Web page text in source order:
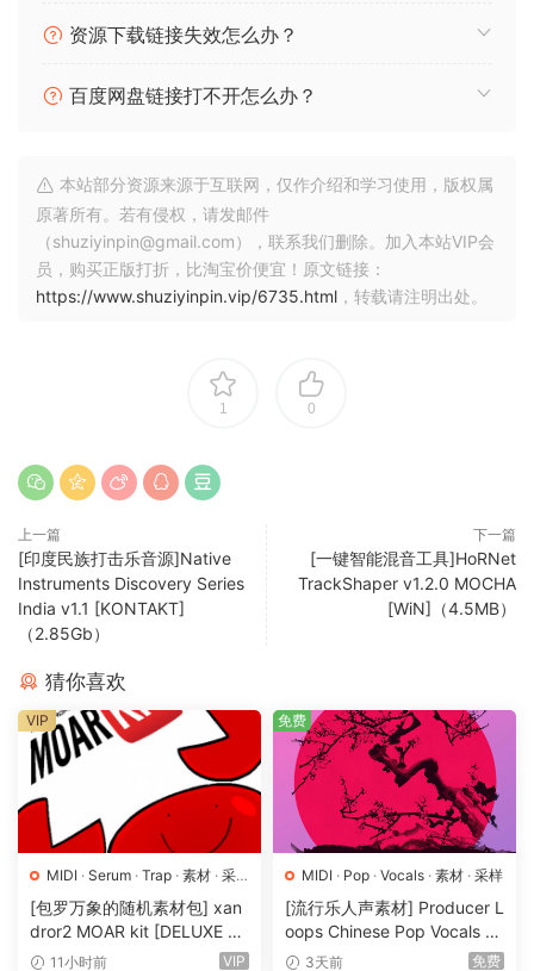
记忆深刻的 MIDI 组合，用于构建自己的旋律循环
这套采样集专门收录了记忆深刻的 MIDI 组合，非常适合用于创
建自己的旋律循环，就像 ABYSS 中的那些。
旋律单拍完美搭配。
你可以轻松地将这些文件拖入任何项目中，迅速启动全新的创
意旋律概念。
适用于任何风格和流派的多变踩镲弹跳模式
这些循环简化了创建下一个踩镲模式的过程，并激发新的想
法，尤其是当结合多变的 MIDI 文件时。
们能与你使用 ABYSS 制作的任何内容无缝衔接。
GROTTO 呈现了一系列多样化的纹理打击乐循环，非常适合为
你的鼓点和旋律增添深度。
这些多用途的循环可以无缝融入你想要使用 ABYSS 声音创作的
任何想法。
ABYSS 中的其他声音。
用于构建自己旋律的丰富多彩的旋律单拍
CAVERN 为你提供了一座丰富的、丰富多彩的旋律单拍库，专
为让你构建自己的难忘旋律而设计。
我们在这些声音的设计过程中使用了大量的复古模拟设备，因
此每个声音都承载着那份特殊的温暖。
将这些声音与 ABYSS 中的 MIDI 集合搭配使用，轻松启动一些
新鲜且富有创意的旋律构想。
资源下载链接失效怎么办？
百度网盘链接打不开怎么办？
本站部分资源来源于互联网，仅作介绍和学习使用，版权属
原著所有。若有侵权，请发邮件
（shuziyinpin@gmail.com），联系我们删除。加入本站VIP会
员，购买正版打折，比淘宝价便宜！原文链接：
https://www.shuziyinpin.vip/6735.html ，转载请注明出处。
1 0
上一篇
[印度民族打击乐音源]Native
Instruments Discovery Series
India v1.1 [KONTAKT]
（2.85Gb）
下一篇
[一键智能混音工具]HoRNet
TrackShaper v1.2.0 MOCHA
[WiN]（4.5MB）
猜你喜欢
MIDI · Serum · Trap · 素材 · 采
样·预置
[包罗万象的随机素材包] xan
dror2 MOAR kit [DELUXE VE
RSION] [WAV, MiDi]（3.1G
11小时前 VIP
VIP
MIDI · Pop · Vocals · 素材 · 采样
[流行乐人声素材] Producer L
oops Chinese Pop Vocals Vo
l.1 [WAV, MiDi, REX]（3.21G
3天前 免费
免费